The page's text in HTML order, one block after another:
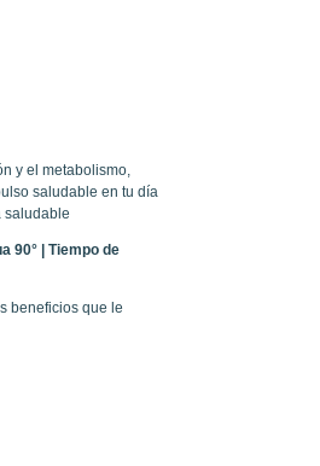
y el metabolismo,
saludable en tu día
saludable
90° | Tiempo de
beneficios que le